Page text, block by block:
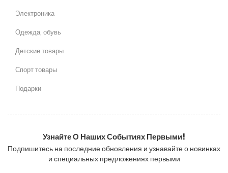
Электроника
Одежда, обувь
Детские товары
Спорт товары
Подарки
Узнайте О Наших Событиях Первыми!
Подпишитесь на последние обновления и узнавайте о новинках
и специальных предложениях первыми